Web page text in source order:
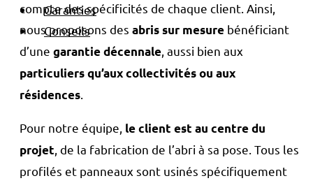
Garanties
Conseils
compte des spécificités de chaque client. Ainsi,
nous proposons des abris sur mesure bénéficiant
d’une garantie décennale , aussi bien aux
particuliers qu’aux collectivités ou aux
résidences
Pour notre équipe, le client est au centre du
projet , de la fabrication de l’abri à sa pose. Tous les
profilés et panneaux sont usinés spécifiquement